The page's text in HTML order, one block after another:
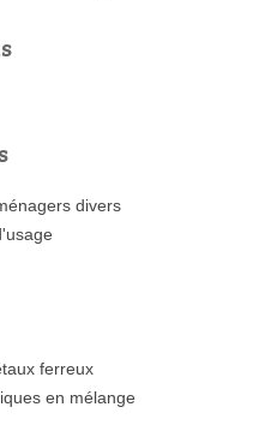
divers
ferreux
en mélange